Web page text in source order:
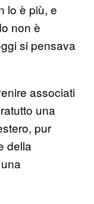
lo è più, e
non è
si pensava
associati
una
pur
della